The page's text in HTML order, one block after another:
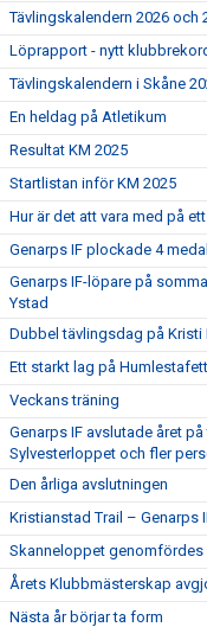
Tävlingskalendern 2026 och
Löprapport - nytt
Tävlingskalendern i Skåne
En heldag på Atletikum
Resultat KM 2025
Startlistan inför KM 2025
Hur är det att vara med på
Genarps IF plockade 4
Genarps IF-löpare på
Ystad
Dubbel tävlingsdag på
Ett starkt lag på
Veckans träning
Genarps IF avslutade året
Sylvesterloppet och fler
Den årliga avslutningen
Kristianstad Trail – Genarps
Skanneloppet genomfördes
Årets Klubbmästerskap
Nästa år börjar ta form